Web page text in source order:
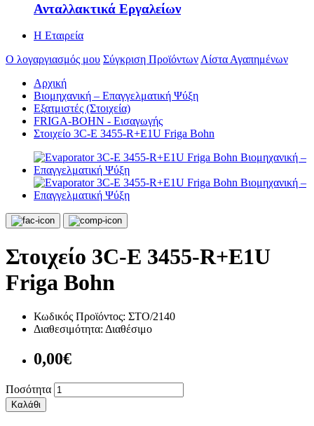
Ανταλλακτικά Εργαλείων
Η Εταιρεία
Ο λογαργιασμός μου Σύγκριση ΠροϊόντωνΛίστα Αγαπημένων
Αρχική
Βιομηχανική – Επαγγελματική Ψύξη
Εξατμιστές (Στοιχεία)
FRIGA-BOHN - Εισαγωγής
Στοιχείο 3C-Ε 3455-R+E1U Friga Bohn
Στοιχείο 3C-Ε 3455-R+E1U
Friga Bohn
Κωδικός Προϊόντος: ΣΤΟ/2140
Διαθεσιμότητα: Διαθέσιμο
0,00€
Ποσότητα
Καλάθι